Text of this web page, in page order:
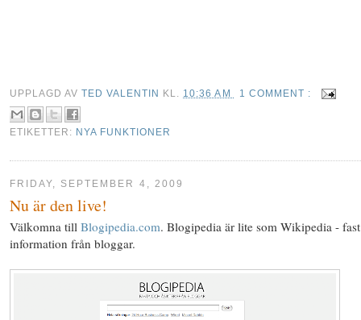
UPPLAGD AVTED VALENTIN KL. 10:36 AM 1 COMMENT :
ETIKETTER: NYA FUNKTIONER
FRIDAY, SEPTEMBER 4, 2009
Nu är den live!
Välkomna till Blogipedia.com. Blogipedia är lite som Wikipedia -
information från bloggar.